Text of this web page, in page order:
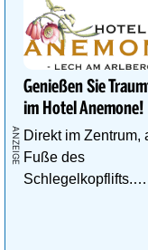
Genießen Sie
im Hotel Anemone!
Direkt im Zentrum,
Fuße des
Schlegelkopflifts.